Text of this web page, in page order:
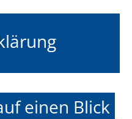
einen Blick